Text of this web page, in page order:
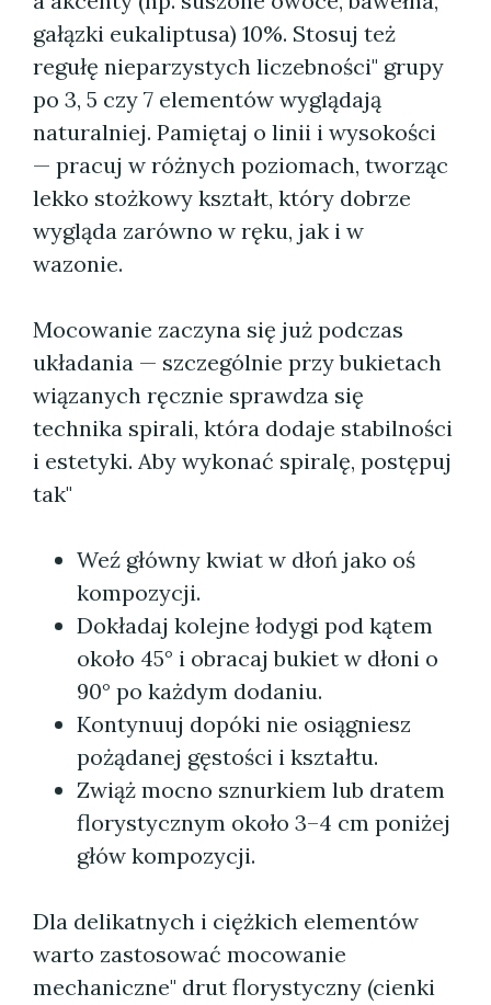
gałązki eukaliptusa) 10%. Stosuj też
regułę nieparzystych liczebności" grupy
po 3, 5 czy 7 elementów wyglądają
naturalniej. Pamiętaj o linii i wysokości
— pracuj w różnych poziomach, tworząc
lekko stożkowy kształt, który dobrze
wygląda zarówno w ręku, jak i w
wazonie.
Mocowanie zaczyna się już podczas
układania — szczególnie przy bukietach
wiązanych ręcznie sprawdza się
technika spirali, która dodaje stabilności
i estetyki. Aby wykonać spiralę, postępuj
tak"
Weź główny kwiat w dłoń jako oś
kompozycji.
Dokładaj kolejne łodygi pod kątem
około 45° i obracaj bukiet w dłoni o
90° po każdym dodaniu.
Kontynuuj dopóki nie osiągniesz
pożądanej gęstości i kształtu.
Zwiąż mocno sznurkiem lub dratem
florystycznym około 3–4 cm poniżej
głów kompozycji.
Dla delikatnych i ciężkich elementów
warto zastosować mocowanie
mechaniczne" drut florystyczny (cienki